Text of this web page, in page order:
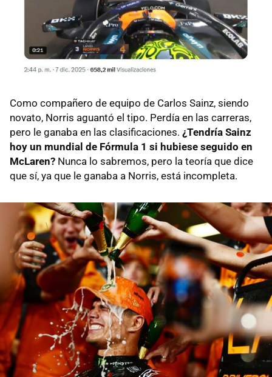
Como compañero de equipo de Carlos Sainz, siendo
novato, Norris aguantó el tipo. Perdía en las carreras,
pero le ganaba en las clasificaciones. ¿Tendría Sainz
hoy un mundial de Fórmula 1 si hubiese seguido en
McLaren? Nunca lo sabremos, pero la teoría que dice
que sí, ya que le ganaba a Norris, está incompleta.